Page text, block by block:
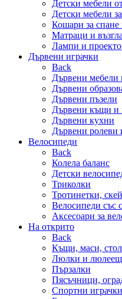
Детски мебели
Детски мебели
Кошари за спане
Матраци и
Лампи и
Дървени играчки
Back
Дървени мебели
Дървени
Дървени пъзели
Дървени къщи и
Дървени кухни
Дървени ролеви
Велосипеди
Back
Колела баланс
Детски
Триколки
Тротинетки,
Велосипеди със
Аксесоари за
На открито
Back
Къщи, маси,
Люлки и
Пързалки
Пясъчници,
Спортни играчки